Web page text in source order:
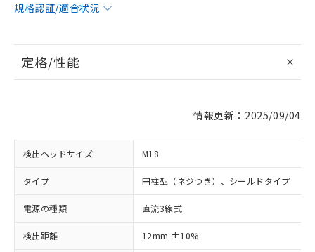
規格認証/適合状況
定格/性能
情報更新：2025/09/04
検出ヘッドサイズ M18
タイプ 円柱型（ネジつき）、シールドタイプ
電源の種類 直流3線式
検出距離 12mm ±10%